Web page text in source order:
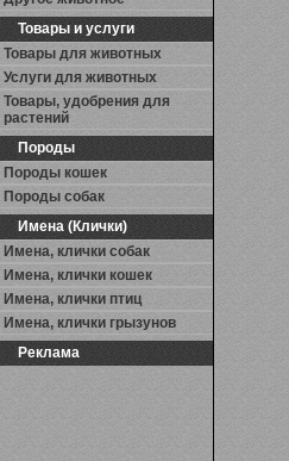
Товары и услуги
Товары для животных
Услуги для животных
Товары, удобрения для
растений
Породы
Породы кошек
Породы собак
Имена (Клички)
Имена, клички собак
Имена, клички кошек
Имена, клички птиц
Имена, клички грызунов
Реклама